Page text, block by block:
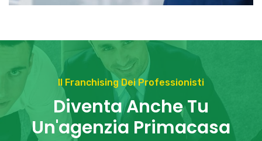
Il Franchising Dei Professionisti
Diventa Anche Tu
Un'agenzia Primacasa